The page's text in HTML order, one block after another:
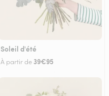
Soleil d'été
À partir de 39€95